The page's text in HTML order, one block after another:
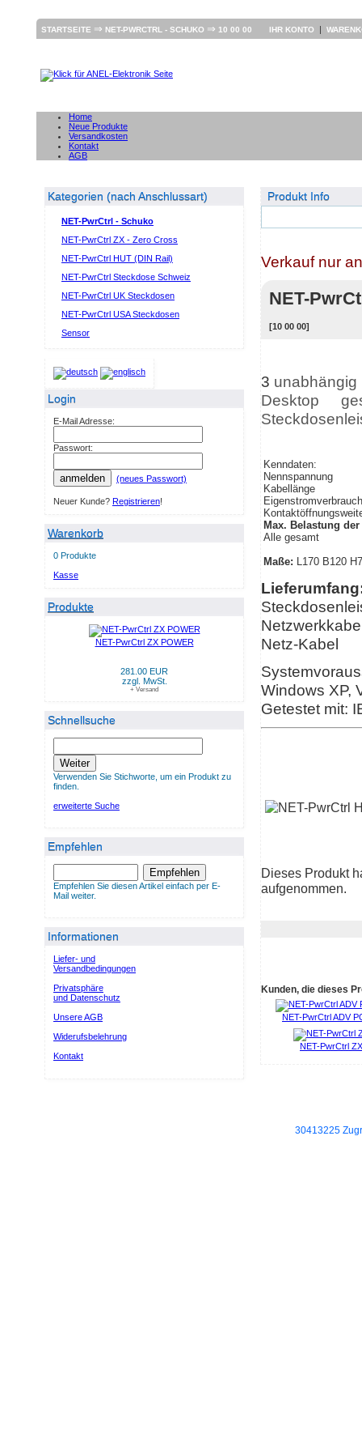
STARTSEITE ⇒ NET-PWRCTRL - SCHUKO ⇒ 10 00 00 IHR KONTO |
Home
Neue Produkte
Versandkosten
Kontakt
AGB
Kategorien (nach Anschlussart)
NET-PwrCtrl - Schuko
NET-PwrCtrl ZX - Zero Cross
NET-PwrCtrl HUT (DIN Rail)
NET-PwrCtrl Steckdose Schweiz
NET-PwrCtrl UK Steckdosen
NET-PwrCtrl USA Steckdosen
Sensor
Login
E-Mail Adresse:
Passwort:
anmelden (neues Passwort)
Neuer Kunde? Registrieren!
Warenkorb
0 Produkte
Kasse
Produkte
NET-PwrCtrl ZX POWER
281.00 EUR
zzgl. MwSt.
+ Versand
Schnellsuche
Weiter
Verwenden Sie Stichworte, um ein Produkt zu
finden.
erweiterte Suche
Empfehlen
Empfehlen
Empfehlen Sie diesen Artikel einfach per E-
Mail weiter.
Informationen
Liefer- und
Versandbedingungen
Privatsphäre
und Datenschutz
Unsere AGB
Widerufsbelehrung
Kontakt
Produkt Info
Verkauf nur
NET-
[10 00 00]
3 unabhängig
Desktop
Kenndaten:
Nennspannung
Kabellänge
Eigenstromverbrauch
Max. Belastung
Alle gesamt
Maße: L170 B120
Netz-Kabel
Windows XP,
Getestet mit:
Dieses Produkt
aufgenommen.
Kunden, die dieses
NET-PwrCtrl ADV
NET-PwrCtrl
30413225